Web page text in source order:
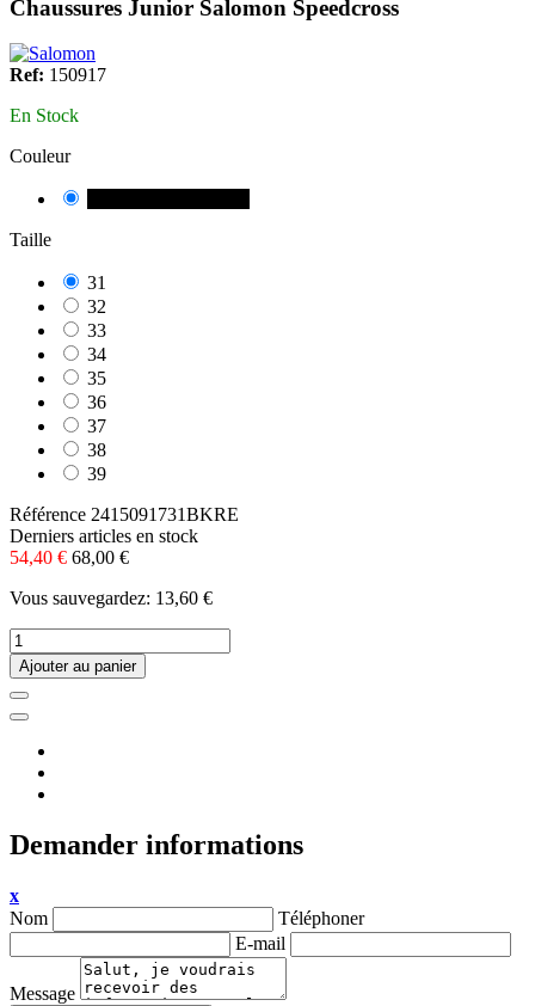
Chaussures Junior Salomon Speedcross
Ref: 150917
En Stock
Couleur
Taille
31
32
33
34
35
36
37
38
39
Référence 2415091731BKRE
Derniers articles en stock
54,40 € 68,00 €
Vous sauvegardez: 13,60 €
Ajouter au panier
Demander informations
x
Nom
Téléphoner
E-mail
Message